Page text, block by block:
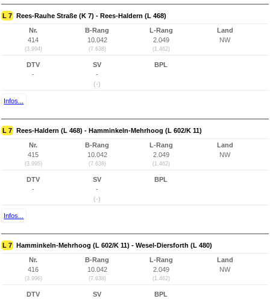
L 7 Rees-Rauhe Straße (K 7) - Rees-Haldern (L 468)
Nr.
414
(3.994)
B-Rang
10.042
(7.638)
L-Rang
2.049
(1.462)
Land
NW
DTV
-
SV
-
(-)
BPL
Infos...
L 7 Rees-Haldern (L 468) - Hamminkeln-Mehrhoog (L 602/K 11)
Nr.
415
(3.995)
B-Rang
10.042
(7.638)
L-Rang
2.049
(1.462)
Land
NW
DTV
-
SV
-
(-)
BPL
Infos...
L 7 Hamminkeln-Mehrhoog (L 602/K 11) - Wesel-Diersforth (L 480)
Nr.
416
(3.996)
B-Rang
10.042
(7.638)
L-Rang
2.049
(1.462)
Land
NW
DTV
SV
BPL